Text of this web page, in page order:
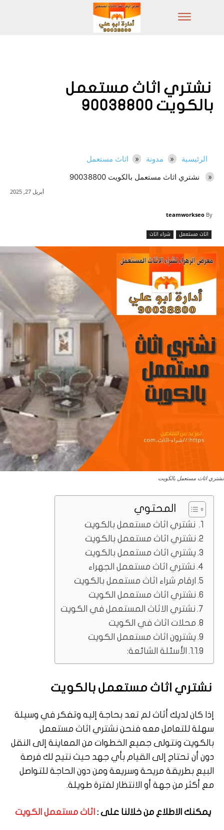
نشتري اثاث مستعمل
بالكويت 90038800
الرئيسية مدونة
اثاث مستعمل
نشتري اثاث مستعمل بالكويت 90038800
أبريل 27, 2025
By
teamworkseo
اثاث مستعمل شراء اثاث
نشتري اثاث مستعمل بالكويت
المحتوي
نشتري اثاث مستعمل بالكويت
نشتري اثاث مستعمل بالكويت
يشتري اثاث مستعمل بالكويت
نشتري اثاث مستعمل الجهراء
ارقام شراء اثاث مستعمل بالكويت
نشتري اثاث مستعمل الكويت
نشتري الاثاث المستعمل في الكويت
محلات اثاث في الكويت
يشترون اثاث مستعمل الكويت
الأسئلة الشائعة:
نشتري اثاث مستعمل بالكويت
إذا كان لديك أثاث لم تعد بحاجة إليه وتفكر في وسيلة
سهلة للتعامل معه فنحن نشتري اثاث مستعمل
بالكويت ونتولى جميع الخطوات من المعاينة إلى النقل
دون أن تحتاج إلى القيام بأي جهد حيث نتيح لك فرصة
البيع بطريقة مريحة وسريعة ومن دون الحاجة للتواصل
مع أكثر من جهة أو الانتظار لفترة طويلة.
يمكنك الاطلاع من خلالنا على : اثاث مستعمل الكويت